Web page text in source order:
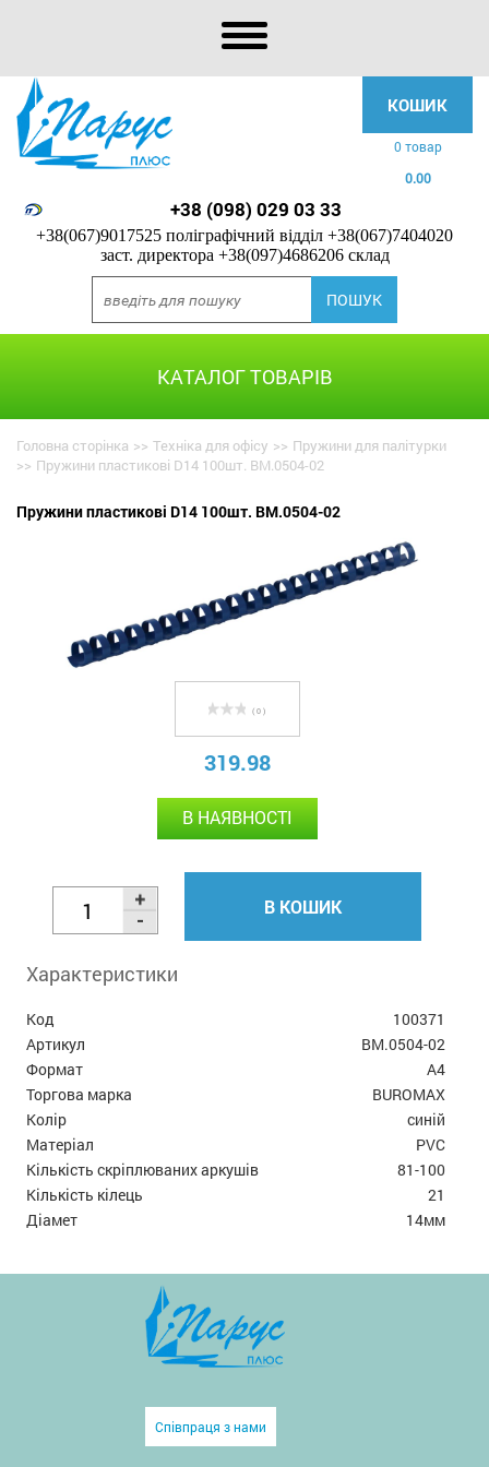
КОШИК
0 товар
0.00
+38 (098) 029 03 33
+38(067)9017525 поліграфічний відділ +38(067)7404020
заст. директора +38(097)4686206 склад
КАТАЛОГ ТОВАРІВ
Головна сторінка >> Техніка для офісу >> Пружини для палітурки
>> Пружини пластикові D14 100шт. BM.0504-02
Пружини пластикові D14 100шт. BM.0504-02
( 0 )
319.98
В НАЯВНОСТІ
В КОШИК
Характеристики
Код
100371
Артикул
BM.0504-02
Формат
А4
Торгова марка
BUROMAX
Колір
синій
Матеріал
PVC
Кількість скріплюваних аркушів
81-100
Кількість кілець
21
Діамет
14мм
Співпраця з нами